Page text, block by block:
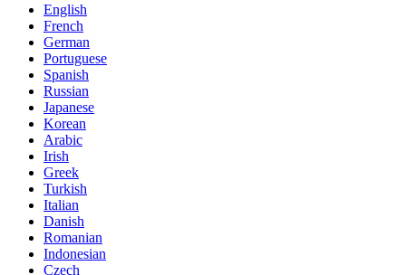
English
French
German
Portuguese
Spanish
Russian
Japanese
Korean
Arabic
Irish
Greek
Turkish
Italian
Danish
Romanian
Indonesian
Czech